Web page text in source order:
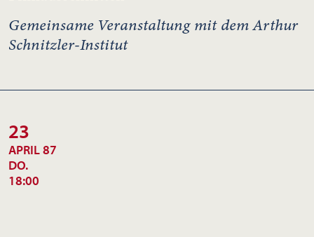
Gemeinsame Veranstaltung mit dem Arthur
Schnitzler-Institut
23
APRIL 87
DO.
18:00